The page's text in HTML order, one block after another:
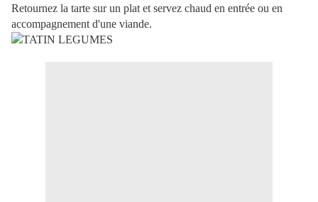
Retournez la tarte sur un plat et servez chaud en entrée ou en
accompagnement d'une viande.